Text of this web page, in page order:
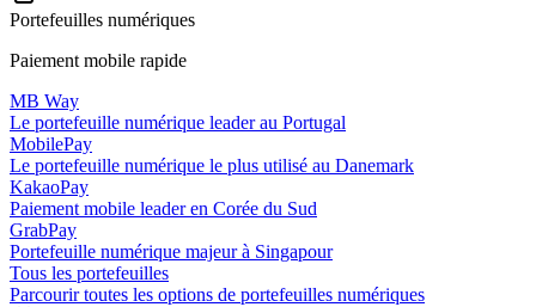
Portefeuilles numériques
Paiement mobile rapide
MB Way
Le portefeuille numérique leader au Portugal
MobilePay
Le portefeuille numérique le plus utilisé au Danemark
KakaoPay
Paiement mobile leader en Corée du Sud
GrabPay
Portefeuille numérique majeur à Singapour
Tous les portefeuilles
Parcourir toutes les options de portefeuilles numériques